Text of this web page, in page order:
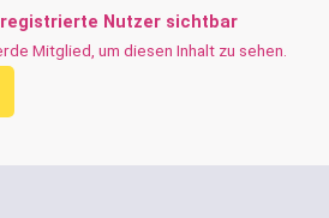
Nutzer sichtbar
Mitglied, um diesen Inhalt zu sehen.